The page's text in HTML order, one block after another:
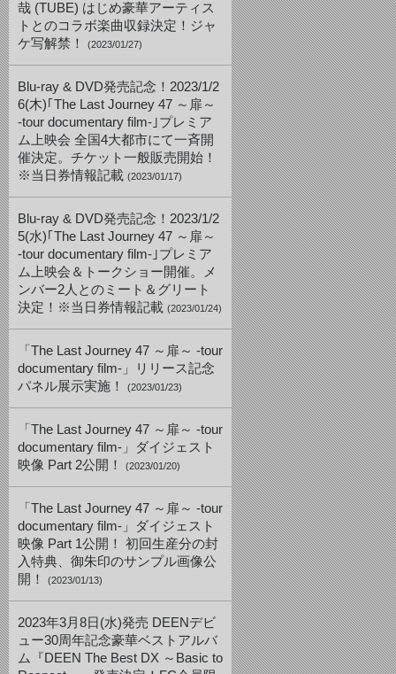
哉 (TUBE) はじめ豪華アーティス
トとのコラボ楽曲収録決定！ジャ
ケ写解禁！
(2023/01/27)
Blu-ray & DVD発売記念！2023/1/2
6(木)｢The Last Journey 47 ～扉～
-tour documentary film-｣プレミア
ム上映会 全国4大都市にて一斉開
催決定。チケット一般販売開始！
※当日券情報記載 (2023/01/17)
Blu-ray & DVD発売記念！2023/1/2
5(水)｢The Last Journey 47 ～扉～
-tour documentary film-｣プレミア
ム上映会＆トークショー開催。メ
ンバー2人とのミート＆グリート
決定！※当日券情報記載 (2023/01/24)
「The Last Journey 47 ～扉～ -tour
documentary film-」リリース記念
パネル展示実施！
(2023/01/23)
「The Last Journey 47 ～扉～ -tour
documentary film-」ダイジェスト
映像 Part 2公開！
(2023/01/20)
「The Last Journey 47 ～扉～ -tour
documentary film-」ダイジェスト
映像 Part 1公開！ 初回生産分の封
入特典、御朱印のサンプル画像公
開！
(2023/01/13)
2023年3月8日(水)発売 DEENデビ
ュー30周年記念豪華ベストアルバ
ム『DEEN The Best DX ～Basic to